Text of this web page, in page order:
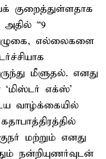
குறைத்துள்ளதாக
அதில் “9
எல்லைகளை
மீளுதல். எனது
‘மிஸ்டர் எக்ஸ்’
வாழ்க்கையில்
மற்றும் எனது
நன்றியுணர்வுடன்